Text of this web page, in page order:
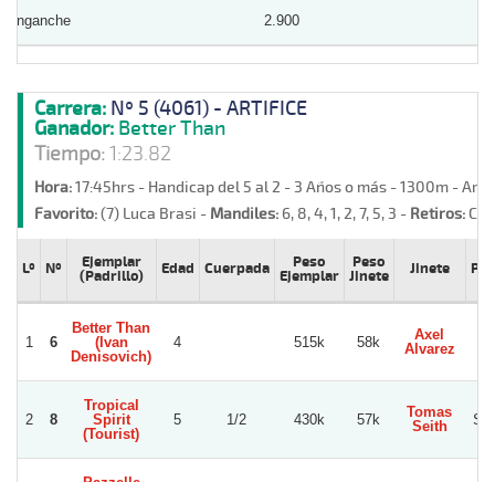
Enganche 2.900
Carrera: Nº 5 (4061) - ARTIFICE
Ganador: Better Than
Tiempo:1:23.82
Hora:17:45hrs - Handicap del 5 al 2 - 3 Años o más - 1300m -
Favorito:(7) Luca Brasi - Mandiles: 6, 8, 4, 1, 2, 7, 5, 3 - Retiros:
Lº Nº
Ejemplar
(Padrillo)
Edad Cuerpada
Peso
Ejemplar
Peso
Jinete
Jinete
1 6
Better Than
(Ivan
Denisovich)
4 515k 58k
Axel
Alvarez
2 8
Tropical
Spirit
(Tourist)
5 1/2 430k 57k
Tomas
Seith